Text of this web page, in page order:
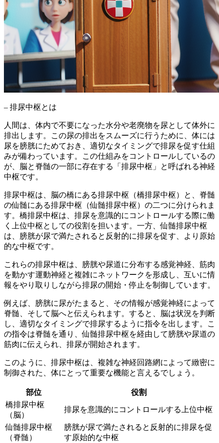
– 排尿中枢とは
人間は、体内で不要になった水分や老廃物を尿として体外に
排出します。この尿の排出をスムーズに行うために、体には
尿を膀胱にためておき、適切なタイミングで排尿を促す仕組
みが備わっています。この仕組みをコントロールしているの
が、脳と脊髄の一部に存在する「排尿中枢」と呼ばれる神経
中枢です。
排尿中枢は、
脳の橋にある排尿中枢（橋排尿中枢）と、脊髄
の仙髄にある排尿中枢（仙髄排尿中枢） の二つに分けられま
す。橋排尿中枢は、排尿を意識的にコントロールする際に働
く上位中枢としての役割を担います。一方、仙髄排尿中枢
は、膀胱が尿で満たされると反射的に排尿を促す、より原始
的な中枢です。
これらの排尿中枢は、膀胱や尿道に分布する感覚神経、筋肉
を動かす運動神経と複雑にネットワークを形成し、 互いに情
報をやり取りしながら排尿の開始・停止を制御 しています。
例えば、膀胱に尿がたまると、その情報が感覚神経によって
脊髄、そして脳へと伝えられます。すると、脳は状況を判断
し、適切なタイミングで排尿するように指令を出します。こ
の指令は脊髄を通り、仙髄排尿中枢を経由して膀胱や尿道の
筋肉に伝えられ、排尿が開始されます。
このように、排尿中枢は、 複雑な神経回路網によって緻密に
制御された、体にとって重要な機能と言えるでしょう。
部位
役割
橋排尿中枢
（脳）
排尿を意識的にコントロールする上位中枢
仙髄排尿中枢
（脊髄）
膀胱が尿で満たされると反射的に排尿を促
す原始的な中枢